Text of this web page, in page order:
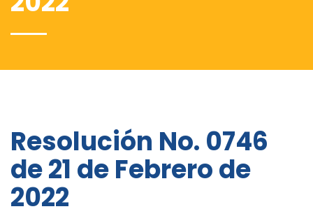
Resolución No. 0746
de 21 de Febrero de
2022